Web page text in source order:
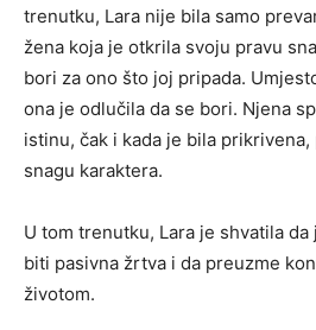
trenutku, Lara nije bila samo
žena koja je otkrila svoju pravu
bori za ono što joj pripada.
ona je odlučila da se bori. Njena
istinu, čak i kada je bila
snagu karaktera.
U tom trenutku, Lara je shvatila
biti pasivna žrtva i da preuzme
životom.